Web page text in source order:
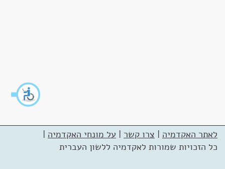
לאתר האקדמיה | צרו קשר | על מונחי האקדמיה |
כל הזכויות שמורות לאקדמיה ללשון העברית